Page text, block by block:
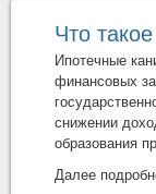
Что
Ипотечные
финансовых
снижении
образования
Далее